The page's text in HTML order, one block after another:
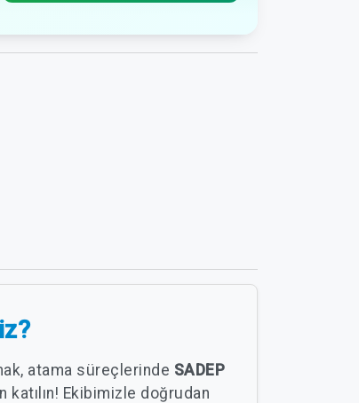
atama süreçlerinde SADEP
katılın! Ekibimizle doğrudan